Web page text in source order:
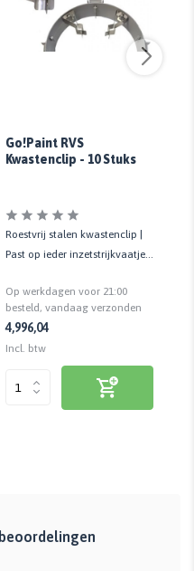
Go!Paint RVS
Kwastenclip - 10 Stuks
Roestvrij stalen kwastenclip |
Past op ieder inzetstrijkvaatje |
Op werkdagen voor 21:00
besteld, vandaag verzonden
4,996,04
Incl. btw
beoordelingen